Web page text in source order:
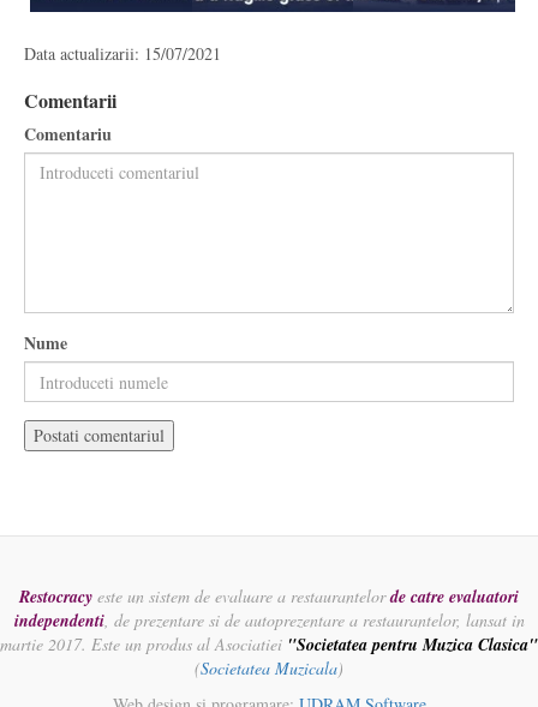
Data actualizarii: 15/07/2021
Comentarii
Comentariu
Nume
Restocracy este un sistem de evaluare a restaurantelorde catre evaluatori
independenti, de prezentare si de autoprezentare a restaurantelor, lansat in
martie 2017. Este un produs al Asociatiei "Societatea pentru Muzica Clasica"
(Societatea Muzicala)